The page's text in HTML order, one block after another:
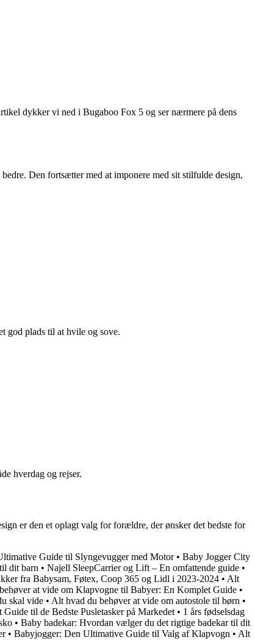
dykker vi ned i Bugaboo Fox 5 og ser nærmere på dens
Den fortsætter med at imponere med sit stilfulde design,
god plads til at hvile og sove.
hverdag og rejser.
er den et oplagt valg for forældre, der ønsker det bedste for
Guide til Slyngevugger med Motor• Baby Jogger City
dit barn • Najell SleepCarrier og Lift – En omfattende guide •
fra Babysam, Føtex, Coop 365 og Lidl i 2023-2024 • Alt
at vide om Klapvogne til Babyer: En Komplet Guide •
skal vide • Alt hvad du behøver at vide om autostole til børn •
til de Bedste Pusletasker på Markedet • 1 års fødselsdag
• Baby badekar: Hvordan vælger du det rigtige badekar til dit
• Babyjogger: Den Ultimative Guide til Valg af Klapvogn • Alt